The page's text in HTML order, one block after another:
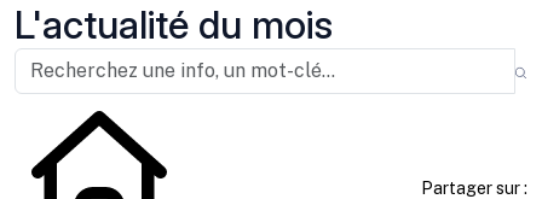
L'actualité du mois
Partager sur :